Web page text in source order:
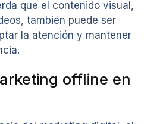
que el contenido visual,
también puede ser
la atención y mantener
offline en